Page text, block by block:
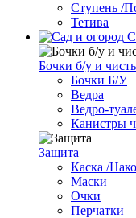
Ступень /
Тетива
Бочки б/у и
Бочки Б/У
Ведра
Ведро-
Канистры
Защита
Каска /
Маски
Очки
Перчатки